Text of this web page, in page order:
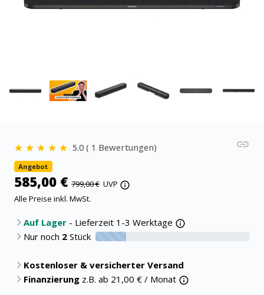
5.0 ( 1 Bewertungen)
Angebot
585,00 € 799,00 € UVP
Alle Preise inkl. MwSt.
Auf Lager - Lieferzeit 1-3 Werktage
Nur noch 2 Stück 20% verfügbar
Kostenloser & versicherter Versand
Finanzierung z.B. ab 21,00 € / Monat